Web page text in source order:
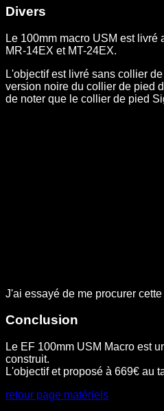
Divers
Le 100mm macro USM est
MR-14EX et MT-24EX.
L'objectif est livré sans collier
version noire du collier de pied
de noter que le collier de pied
J'ai essayé de me procurer
Conclusion
Le EF 100mm USM Macro est
construit.
L'objectif et proposé à 669€ au
retour page matériels